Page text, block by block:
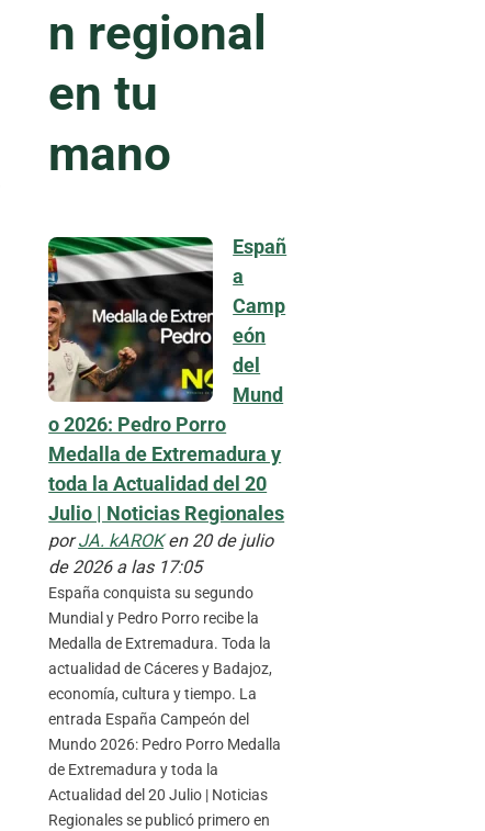
n regional
en tu
mano
Españ
a
Camp
eón
del
Mund
o 2026: Pedro Porro
Medalla de Extremadura y
toda la Actualidad del 20
Julio | Noticias Regionales
porJA. kAROKen 20 de julio
de 2026 a las 17:05
España conquista su segundo
Mundial y Pedro Porro recibe la
Medalla de Extremadura. Toda la
actualidad de Cáceres y Badajoz,
economía, cultura y tiempo. La
entrada España Campeón del
Mundo 2026: Pedro Porro Medalla
de Extremadura y toda la
Actualidad del 20 Julio | Noticias
Regionales se publicó primero en